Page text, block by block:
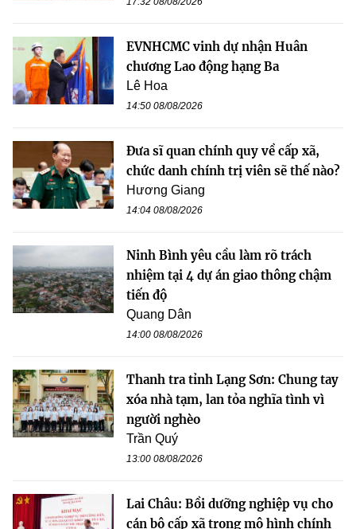
EVNHCMC vinh dự nhận Huân
chương Lao động hạng Ba
Lê Hoa
14:50 08/08/2026
Đưa sĩ quan chính quy về cấp xã,
chức danh chính trị viên sẽ thế nào?
Hương Giang
14:04 08/08/2026
Ninh Bình yêu cầu làm rõ trách
nhiệm tại 4 dự án giao thông chậm
tiến độ
Quang Dân
14:00 08/08/2026
Thanh tra tỉnh Lạng Sơn: Chung tay
xóa nhà tạm, lan tỏa nghĩa tình vì
người nghèo
Trần Quý
13:00 08/08/2026
Lai Châu: Bồi dưỡng nghiệp vụ cho
cán bộ cấp xã trong mô hình chính